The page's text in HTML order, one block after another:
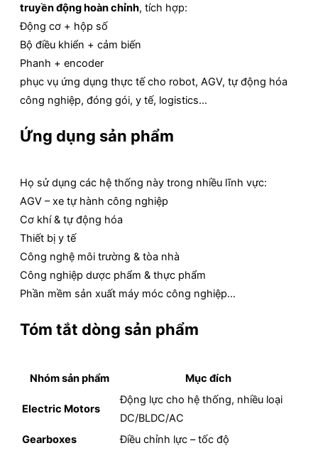
truyền động hoàn chỉnh, tích hợp:
Động cơ + hộp số
Bộ điều khiển + cảm biến
Phanh + encoder
phục vụ ứng dụng thực tế cho robot, AGV, tự động hóa
công nghiệp, đóng gói, y tế, logistics…
Ứng dụng sản phẩm
Họ sử dụng các hệ thống này trong nhiều lĩnh vực:
AGV – xe tự hành công nghiệp
Cơ khí & tự động hóa
Thiết bị y tế
Công nghệ môi trường & tòa nhà
Công nghiệp dược phẩm & thực phẩm
Phần mềm sản xuất máy móc công nghiệp…
Tóm tắt dòng sản phẩm
Nhóm sản phẩm Mục đích
Electric Motors
Động lực cho hệ thống, nhiều loại
DC/BLDC/AC
Gearboxes
Điều chỉnh lực – tốc độ